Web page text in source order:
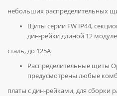
небольших распределительных
Щиты серии FW IP44,
дин-рейки длиной 12
сталь, до 125А
Распределительные щиты
предусмотрены любые
платы с дин-рейками, для сборки